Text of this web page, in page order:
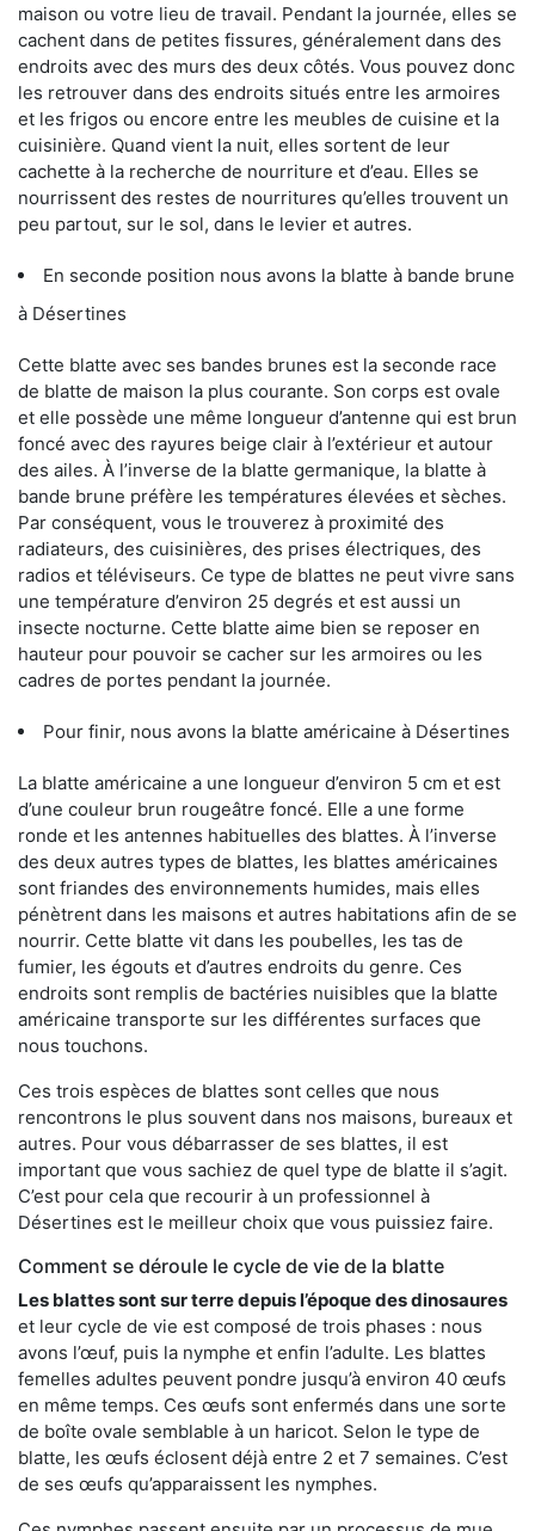
maison ou votre lieu de travail. Pendant la journée, elles se
cachent dans de petites fissures, généralement dans des
endroits avec des murs des deux côtés. Vous pouvez donc
les retrouver dans des endroits situés entre les armoires
et les frigos ou encore entre les meubles de cuisine et la
cuisinière. Quand vient la nuit, elles sortent de leur
cachette à la recherche de nourriture et d’eau. Elles se
nourrissent des restes de nourritures qu’elles trouvent un
peu partout, sur le sol, dans le levier et autres.
En seconde position nous avons la blatte à bande brune
à Désertines
Cette blatte avec ses bandes brunes est la seconde race
de blatte de maison la plus courante. Son corps est ovale
et elle possède une même longueur d’antenne qui est brun
foncé avec des rayures beige clair à l’extérieur et autour
des ailes. À l’inverse de la blatte germanique, la blatte à
bande brune préfère les températures élevées et sèches.
Par conséquent, vous le trouverez à proximité des
radiateurs, des cuisinières, des prises électriques, des
radios et téléviseurs. Ce type de blattes ne peut vivre sans
une température d’environ 25 degrés et est aussi un
insecte nocturne. Cette blatte aime bien se reposer en
hauteur pour pouvoir se cacher sur les armoires ou les
cadres de portes pendant la journée.
Pour finir, nous avons la blatte américaine à Désertines
La blatte américaine a une longueur d’environ 5 cm et est
d’une couleur brun rougeâtre foncé. Elle a une forme
ronde et les antennes habituelles des blattes. À l’inverse
des deux autres types de blattes, les blattes américaines
sont friandes des environnements humides, mais elles
pénètrent dans les maisons et autres habitations afin de se
nourrir. Cette blatte vit dans les poubelles, les tas de
fumier, les égouts et d’autres endroits du genre. Ces
endroits sont remplis de bactéries nuisibles que la blatte
américaine transporte sur les différentes surfaces que
nous touchons.
Ces trois espèces de blattes sont celles que nous
rencontrons le plus souvent dans nos maisons, bureaux et
autres. Pour vous débarrasser de ses blattes, il est
important que vous sachiez de quel type de blatte il s’agit.
C’est pour cela que recourir à un professionnel à
Désertines est le meilleur choix que vous puissiez faire.
Comment se déroule le cycle de vie de la blatte
Les blattes sont sur terre depuis l’époque des dinosaures
et leur cycle de vie est composé de trois phases : nous
avons l’œuf, puis la nymphe et enfin l’adulte. Les blattes
femelles adultes peuvent pondre jusqu’à environ 40 œufs
en même temps. Ces œufs sont enfermés dans une sorte
de boîte ovale semblable à un haricot. Selon le type de
blatte, les œufs éclosent déjà entre 2 et 7 semaines. C’est
de ses œufs qu’apparaissent les nymphes.